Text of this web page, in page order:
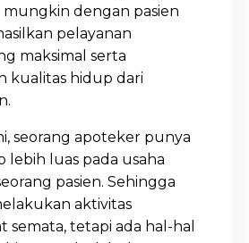
mungkin dengan pasien
pelayanan
maksimal serta
kualitas hidup dari
seorang apoteker punya
luas pada usaha
pasien. Sehingga
aktivitas
semata, tetapi ada hal-hal